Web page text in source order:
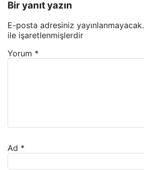
Bir yanıt yazın
E-posta adresiniz yayınlanmayacak.
ile işaretlenmişlerdir
Yorum *
Ad *